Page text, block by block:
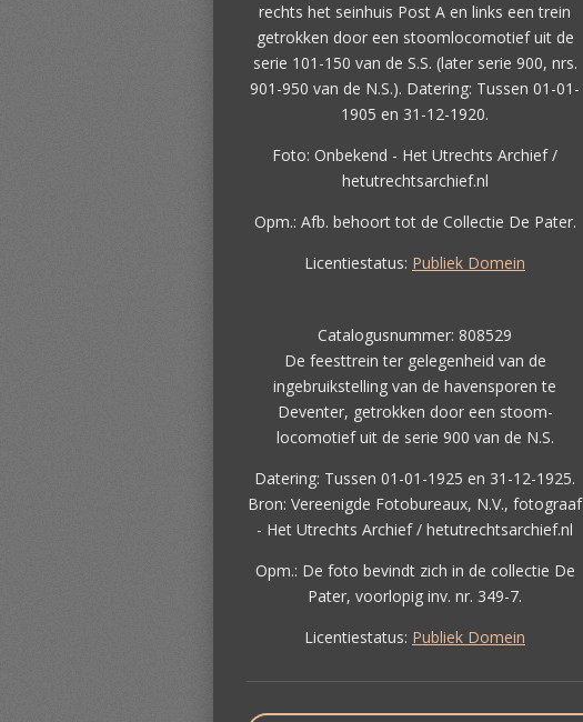
rechts het seinhuis Post A en links een trein
getrokken door een stoomlocomotief uit de
serie 101-150 van de S.S. (later serie 900, nrs.
901-950 van de N.S.). Datering: Tussen 01-01-
1905 en 31-12-1920.
Foto: Onbekend - Het Utrechts Archief /
hetutrechtsarchief.nl
Opm.: Afb. behoort tot de Collectie De Pater.
Licentiestatus: Publiek Domein
Catalogusnummer: 808529
De feesttrein ter gelegenheid van de
ingebruikstelling van de havensporen te
Deventer, getrokken door een stoom-
locomotief uit de serie 900 van de N.S.
Datering: Tussen 01-01-1925 en 31-12-1925.
Bron: Vereenigde Fotobureaux, N.V., fotograaf
- Het Utrechts Archief / hetutrechtsarchief.nl
Opm.: De foto bevindt zich in de collectie De
Pater, voorlopig inv. nr. 349-7.
Licentiestatus: Publiek Domein